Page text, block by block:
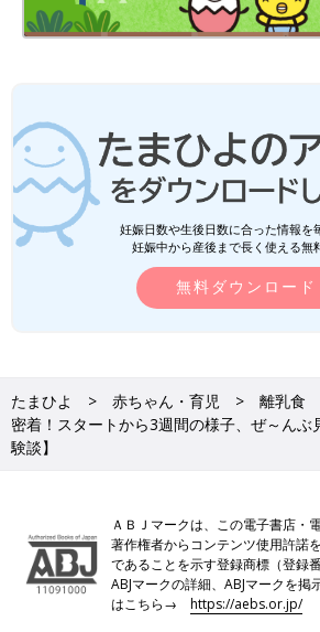
妊娠日数や生後日数に合った情報を
妊娠中から産後まで長く使える無
無料ダウンロード
たまひよ 赤ちゃん・育児 離乳食
密着！スタートから3週間の様子、ぜ～んぶ
験談】
ＡＢＪマークは、この電子書店・
著作権者からコンテンツ使用許諾
であることを示す登録商標（登録
ABJマークの詳細、ABJマークを
はこちら→https://aebs.or.jp/